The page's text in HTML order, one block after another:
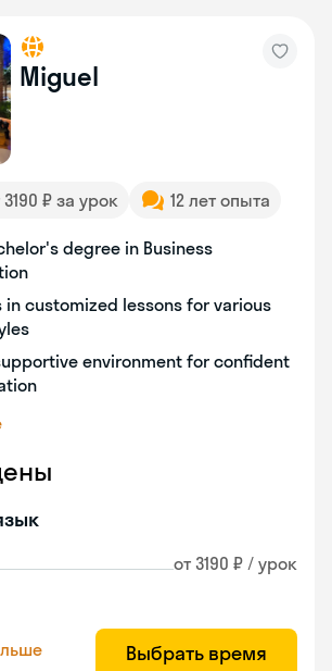
Miguel
3190 ₽ за урок 12 лет опыта
degree in Business
in customized lessons for various
environment for confident
от 3190 ₽ / урок
Выбрать время